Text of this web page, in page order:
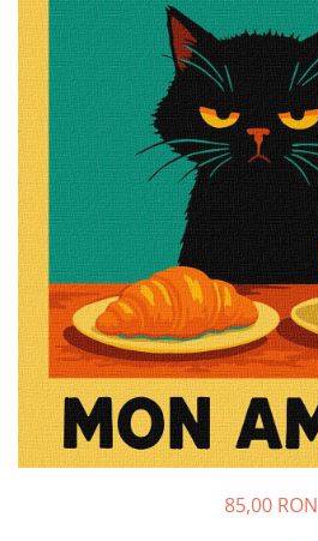
85,00 RON